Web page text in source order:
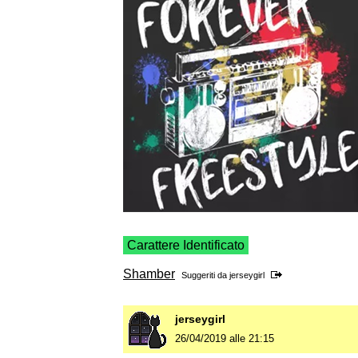
Carattere Identificato
Shamber Suggeriti da jerseygirl
jerseygirl
26/04/2019 alle 21:15